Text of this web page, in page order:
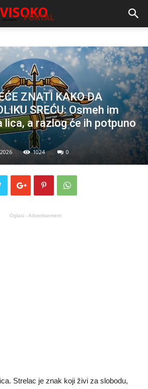
ZNATI KAKO DA
SREĆU: Osmeh im
lica, a razlog će ih potpuno
1024 0
Oglasi - Advertisement
Strelac je znak koji živi za slobodu,